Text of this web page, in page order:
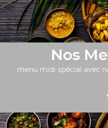
Nos
menu midi spécial avec